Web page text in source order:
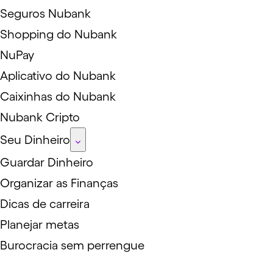
Seguros Nubank
Shopping do Nubank
NuPay
Aplicativo do Nubank
Caixinhas do Nubank
Nubank Cripto
Seu Dinheiro
Guardar Dinheiro
Organizar as Finanças
Dicas de carreira
Planejar metas
Burocracia sem perrengue